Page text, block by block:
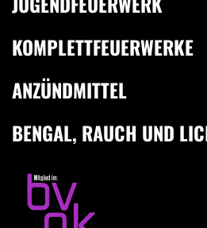
KOMPLETTFEUERWERKE
ANZÜNDMITTEL
BENGAL, RAUCH UND